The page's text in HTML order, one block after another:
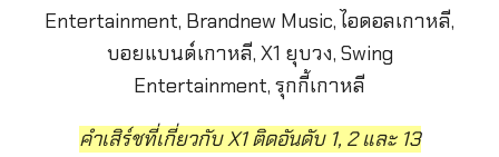
คำเสิร์ชที่เกี่ยวกับ X1 ติดอันดับ 1, 2 และ 13